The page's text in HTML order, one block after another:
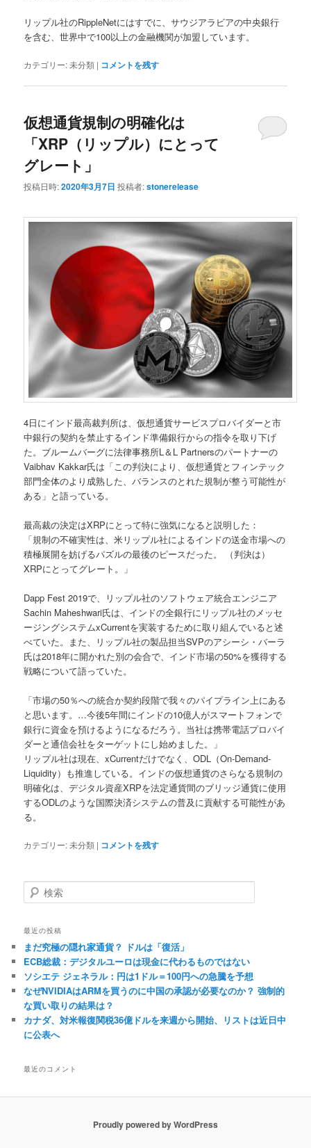
リップル社のRippleNetにはすでに、サウジアラビアの中央銀行
を含む、世界中で100以上の金融機関が加盟しています。
カテゴリー:未分類 | コメントを残す
仮想通貨規制の明確化は
「XRP（リップル）にとって
グレート」
投稿日時:2020年3月7日 投稿者:stonerelease
4日にインド最高裁判所は、仮想通貨サービスプロバイダーと市
中銀行の契約を禁止するインド準備銀行からの指令を取り下げ
た。ブルームバーグに法律事務所L＆L Partnersのパートナーの
Vaibhav Kakkar氏は「この判決により、仮想通貨とフィンテック
部門全体のより成熟した、バランスのとれた規制が整う可能性が
ある」と語っている。
最高裁の決定はXRPにとって特に強気になると説明した：
「規制の不確実性は、米リップル社によるインドの送金市場への
積極展開を妨げるパズルの最後のピースだった。 （判決は）
XRPにとってグレート。」
Dapp Fest 2019で、リップル社のソフトウェア統合エンジニア
Sachin Maheshwari氏は、インドの全銀行にリップル社のメッセ
ージングシステムxCurrentを実装するために取り組んでいると述
べていた。また、リップル社の製品担当SVPのアシーシ・バーラ
氏は2018年に開かれた別の会合で、インド市場の50%を獲得する
戦略について語っていた。
「市場の50％への統合か契約段階で我々のパイプライン上にある
と思います。…今後5年間にインドの10億人がスマートフォンで
銀行に資金を預けるようになるだろう。当社は携帯電話プロバイ
ダーと通信会社をターゲットにし始めました。」
リップル社は現在、xCurrentだけでなく、ODL（On-Demand-
Liquidity）も推進している。インドの仮想通貨のさらなる規制の
明確化は、デジタル資産XRPを法定通貨間のブリッジ通貨に使用
するODLのような国際決済システムの普及に貢献する可能性があ
る。
カテゴリー:未分類 | コメントを残す
検
索
最近の投稿
まだ究極の隠れ家通貨？ ドルは「復活」
ECB総裁：デジタルユーロは現金に代わるものではない
ソシエテ ジェネラル：円は1ドル＝100円への急騰を予想
なぜNVIDIAはARMを買うのに中国の承認が必要なのか？ 強制的
な買い取りの結果は？
カナダ、対米報復関税36億ドルを来週から開始、リストは近日中
に公表へ
最近のコメント
Proudly powered by WordPress